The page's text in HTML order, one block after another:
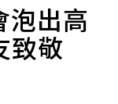
泡出高
致敬